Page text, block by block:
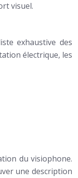
visuel.
exhaustive des
électrique, les
du visiophone.
une description